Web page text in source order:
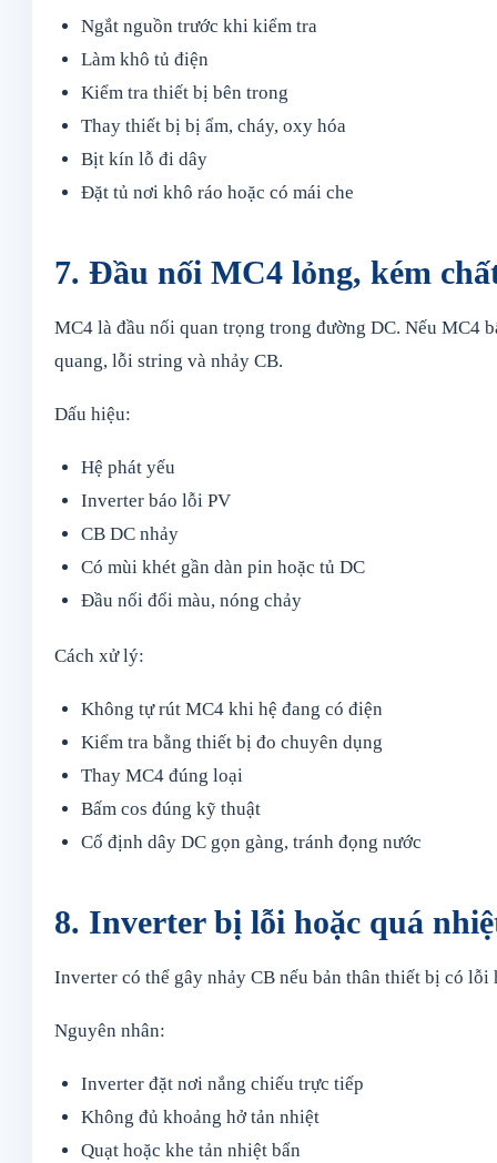
Ngắt nguồn trước khi kiểm tra
Làm khô tủ điện
Kiểm tra thiết bị bên trong
Thay thiết bị bị ẩm, cháy, oxy hóa
Bịt kín lỗ đi dây
Đặt tủ nơi khô ráo hoặc có mái che
7. Đầu nối MC4 lỏng, kém
MC4 là đầu nối quan trọng trong đường DC. Nếu MC4
quang, lỗi string và nhảy CB.
Dấu hiệu:
Hệ phát yếu
Inverter báo lỗi PV
CB DC nhảy
Có mùi khét gần dàn pin hoặc tủ DC
Đầu nối đổi màu, nóng chảy
Cách xử lý:
Không tự rút MC4 khi hệ đang có điện
Kiểm tra bằng thiết bị đo chuyên dụng
Thay MC4 đúng loại
Bấm cos đúng kỹ thuật
Cố định dây DC gọn gàng, tránh đọng nước
8. Inverter bị lỗi hoặc quá
Inverter có thể gây nhảy CB nếu bản thân thiết bị có
Nguyên nhân:
Inverter đặt nơi nắng chiếu trực tiếp
Không đủ khoảng hở tản nhiệt
Quạt hoặc khe tản nhiệt bẩn